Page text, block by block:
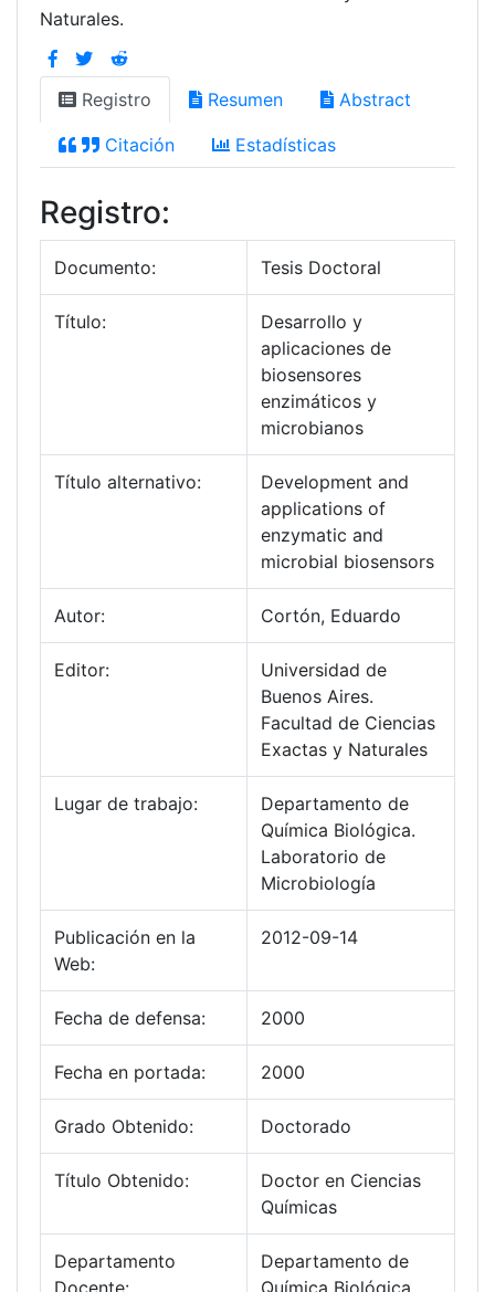
Naturales.
Registro Resumen Abstract
Citación Estadísticas
Registro:
Documento: Tesis Doctoral
Título:
Desarrollo y
aplicaciones de
biosensores
enzimáticos y
microbianos
Título alternativo:
Development and
applications of
enzymatic and
microbial biosensors
Autor: Cortón, Eduardo
Editor:
Universidad de
Buenos Aires.
Facultad de Ciencias
Exactas y Naturales
Lugar de trabajo:
Departamento de
Química Biológica.
Laboratorio de
Microbiología
Publicación en la
Web:
2012-09-14
Fecha de defensa: 2000
Fecha en portada: 2000
Grado Obtenido: Doctorado
Título Obtenido:
Doctor en Ciencias
Químicas
Departamento
Departamento de